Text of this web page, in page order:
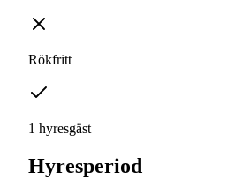
Rökfritt
1 hyresgäst
Hyresperiod